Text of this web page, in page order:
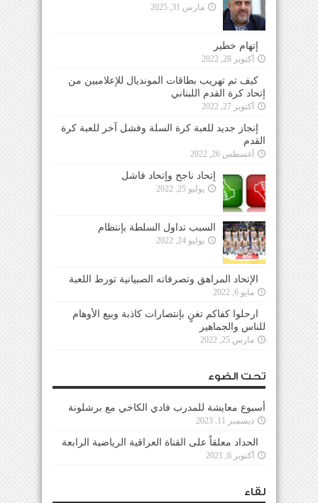
مارس 31, 2025
إتهام خطير
أكتوبر 28, 2022
كيف تم تهريب بطاقات المونديال للإعلاميين من
إتحاد كرة القدم اللبناني
أكتوبر 27, 2022
إنجاز جديد للعبة كرة السلة وفشل آخر للعبة كرة
القدم
أغسطس 26, 2022
إتحاد ناجح وإتحاد فاشل
يوليو 25, 2022
السبب تداول السلطة بإنتظام
يوليو 24, 2022
الإتحاد المراهق وتصرفاته الصبيانية تورط اللعبة
مايو 6, 2022
ارحلوا كفاكم تغنٍ بإنتصارات كاذبة وبيع الأوهام
للناس والجماهير
مارس 25, 2022
تحت الضوء
أسبوع معايشة للمدرب فادي الكاخي مع برشلونة
ديسمبر 11, 2023
الحداد معلقاً على القناة العراقية الرياضية الرابعة
أكتوبر 6, 2021
لقاء